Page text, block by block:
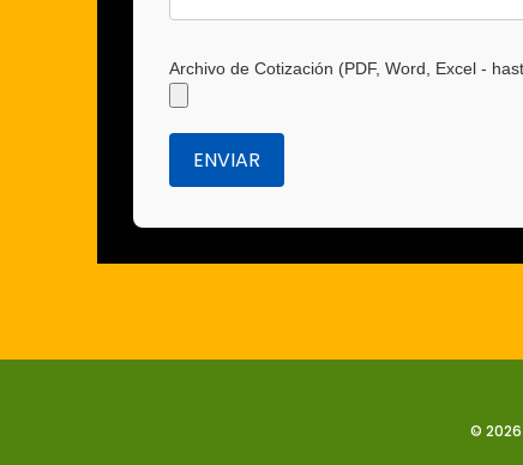
Archivo de Cotización (PDF, Word, Excel -
©